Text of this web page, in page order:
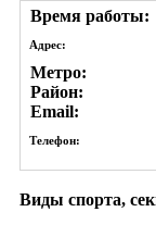
Время работы:
Адрес:
Метро:
Район:
Email:
Телефон:
Виды спорта,